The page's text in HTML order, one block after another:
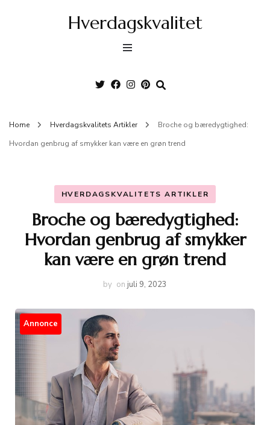
Hverdagskvalitet
Home Hverdagskvalitets Artikler
Broche og bæredygtighed:
Hvordan genbrug af smykker kan være en grøn trend
HVERDAGSKVALITETS ARTIKLER
Broche og bæredygtighed:
Hvordan genbrug af smykker
kan være en grøn trend
by on juli 9, 2023
Annonce